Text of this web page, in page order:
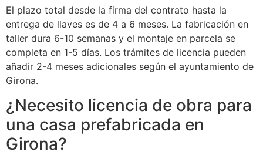
El plazo total desde la firma del contrato hasta la
entrega de llaves es de 4 a 6 meses. La fabricación en
taller dura 6-10 semanas y el montaje en parcela se
completa en 1-5 días. Los trámites de licencia pueden
añadir 2-4 meses adicionales según el ayuntamiento de
Girona.
¿Necesito licencia de obra para
una casa prefabricada en
Girona?